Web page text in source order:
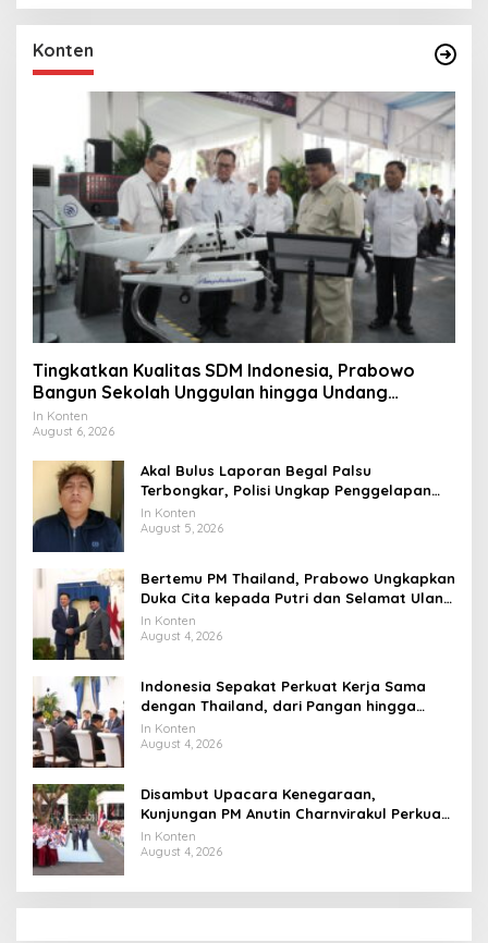
Konten
Tingkatkan Kualitas SDM Indonesia, Prabowo
Bangun Sekolah Unggulan hingga Undang
Universitas Terbaik Dunia
In Konten
August 6, 2026
Akal Bulus Laporan Begal Palsu
Terbongkar, Polisi Ungkap Penggelapan
Uang Perusahaan untuk Crypto
In Konten
August 5, 2026
Bertemu PM Thailand, Prabowo Ungkapkan
Duka Cita kepada Putri dan Selamat Ulang
Tahun ke Raja Thailand
In Konten
August 4, 2026
Indonesia Sepakat Perkuat Kerja Sama
dengan Thailand, dari Pangan hingga
Ekonomi Digital
In Konten
August 4, 2026
Disambut Upacara Kenegaraan,
Kunjungan PM Anutin Charnvirakul Perkuat
Hubungan Indonesia-Thailand
In Konten
August 4, 2026